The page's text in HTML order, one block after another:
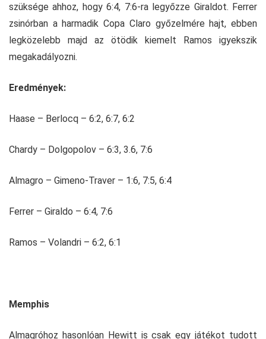
szüksége ahhoz, hogy 6:4, 7:6-ra legyőzze Giraldot. Ferrer
zsinórban a harmadik Copa Claro győzelmére hajt, ebben
legközelebb majd az ötödik kiemelt Ramos igyekszik
megakadályozni.
Eredmények:
Haase – Berlocq – 6:2, 6:7, 6:2
Chardy – Dolgopolov – 6:3, 3.6, 7:6
Almagro – Gimeno-Traver – 1:6, 7:5, 6:4
Ferrer – Giraldo – 6:4, 7:6
Ramos – Volandri – 6:2, 6:1
Memphis
Almagróhoz hasonlóan Hewitt is csak egy játékot tudott